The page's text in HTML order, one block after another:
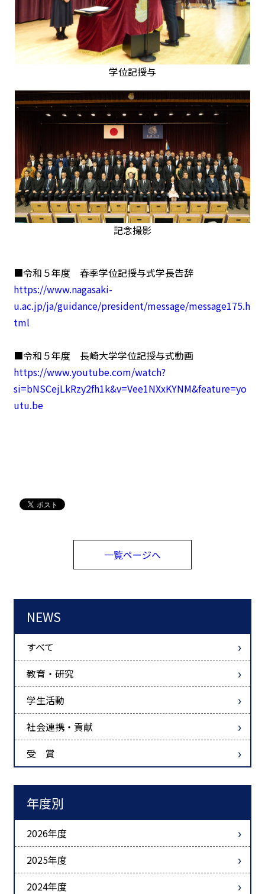
学位記授与
記念撮影
■令和５年度 春季学位記授与式学長告辞
https://www.nagasaki-
u.ac.jp/ja/guidance/president/message/message175.h
tml
■令和５年度 長崎大学学位記授与式動画
https://www.youtube.com/watch?
si=bNSCejLkRzy2fh1k&v=Vee1NXxKYNM&feature=yo
utu.be
一覧ページへ
NEWS
すべて
教育・研究
学生活動
社会連携・貢献
受 賞
年度別
2026年度
2025年度
2024年度